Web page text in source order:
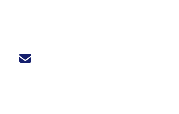
Deel dit nieuwsbericht via X - U verlaat
Deel dit nieuwsbericht via Facebook - U
Deel dit nieuwsbericht via e-mail
Deel dit nieuwsbericht via LinkedIn - U